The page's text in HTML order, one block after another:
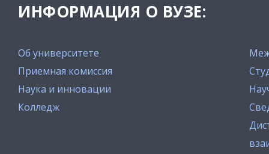
ИНФОРМАЦИЯ О ВУЗЕ:
Об университете
Приемная комиссия
Наука и инновации
Колледж